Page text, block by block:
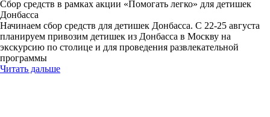
Сбор средств в рамках акции «Помогать легко» для детишек
Донбасса
Начинаем сбор средств для детишек Донбасса. С 22-25 августа
планируем привозим детишек из Донбасса в Москву на
экскурсию по столице и для проведения развлекательной
программы
Читать дальше